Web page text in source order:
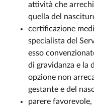
attività che
quella del
certificazione
specialista del
esso
di gravidanza e la
opzione non
gestante e del
parere